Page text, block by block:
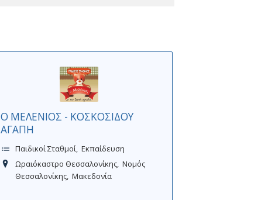
Ο ΜΕΛΕΝΙΟΣ - ΚΟΣΚΟΣΙΔΟΥ
ΑΓΑΠΗ
Παιδικοί Σταθμοί Εκπαίδευση
Ωραιόκαστρο Θεσσαλονίκης Νομός
Θεσσαλονίκης Μακεδονία